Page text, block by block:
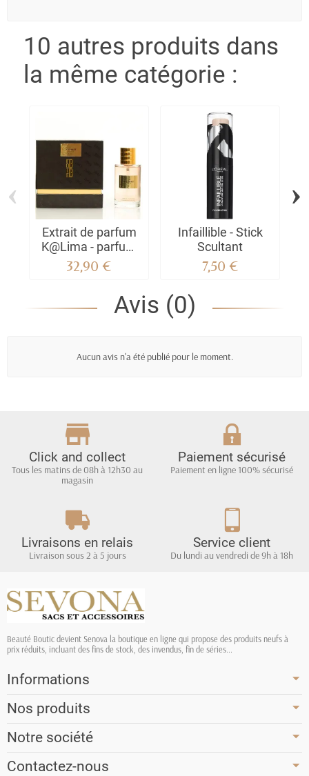
10 autres produits dans
la même catégorie :
Extrait de parfum
K@Lima - parfum
Mixte | Authentique
Note 33
32,90 €
Infaillible - Stick
Scultant
7,50 €
‹ ›
Avis (0)
Aucun avis n'a été publié pour le moment.
Click and collect
Tous les matins de 08h à 12h30 au
magasin
Paiement sécurisé
Paiement en ligne 100% sécurisé
Livraisons en relais
Livraison sous 2 à 5 jours
Service client
Du lundi au vendredi de 9h à 18h
Beauté Boutic devient Senova la boutique en ligne qui propose des produits neufs à
prix réduits, incluant des fins de stock, des invendus, fin de séries...
Informations
Nos produits
Notre société
Contactez-nous